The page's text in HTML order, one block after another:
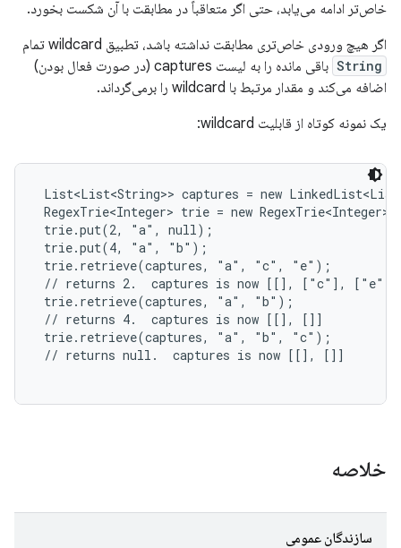
خاص‌تر ادامه می‌یابد، حتی اگر متعاقباً در مطابقت با آن شکست بخورد.
اگر هیچ ورودی خاص‌تری مطابقت نداشته باشد، تطبیق wildcard تمام
String
باقی مانده را به لیست captures (در صورت فعال بودن)
اضافه می‌کند و مقدار مرتبط با wildcard را برمی‌گرداند.
یک نمونه کوتاه از قابلیت wildcard:
List<List<String>> captures = new
RegexTrie<Integer> trie = new
trie.put(2, "a", null);
trie.put(4, "a", "b");
trie.retrieve(captures, "a", "c", "e");
// returns 2.  captures is now [[], ["c"], ["e"]]
trie.retrieve(captures, "a", "b");
// returns 4.  captures is now [[], []]
trie.retrieve(captures, "a", "b", "c");
// returns null.  captures is now [[], []]
خلاصه
سازندگان عمومی